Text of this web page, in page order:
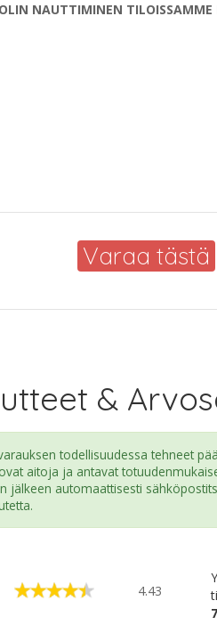
NAUTTIMINEN
Varaa tästä
&
todellisuudessa tehneet
aitoja ja antavat
jälkeen automaattisesti
4.43